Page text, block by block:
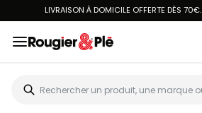
LIVRAISON À DOMICILE OFFERTE DÈS 70€.